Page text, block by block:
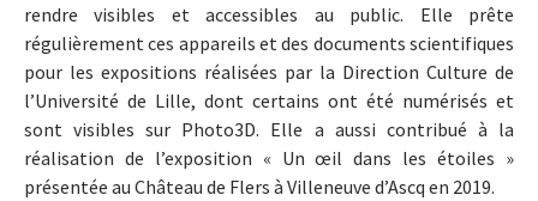
rendre visibles et accessibles au public. Elle prête
régulièrement ces appareils et des documents scientifiques
pour les expositions réalisées par la Direction Culture de
l’Université de Lille, dont certains ont été numérisés et
sont visibles sur Photo3D. Elle a aussi contribué à la
réalisation de l’exposition « Un œil dans les étoiles »
présentée au Château de Flers à Villeneuve d’Ascq en 2019.